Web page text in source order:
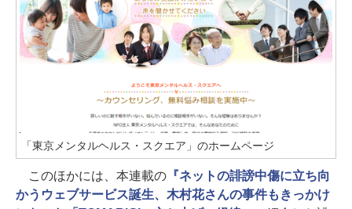
「東京メンタルヘルス・スクエア」のホームページ
このほかには、本連載の『ネットの誹謗中傷に立ち向
かうウェブサービス誕生、木村花さんの事件もきっかけ